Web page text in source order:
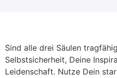
Sind alle drei Säulen
Selbstsicherheit, Deine
Leidenschaft. Nutze Dein